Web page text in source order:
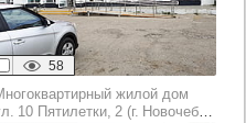
58
жилой дом
10 Пятилетки, 2 (г. Новочебоксарск)